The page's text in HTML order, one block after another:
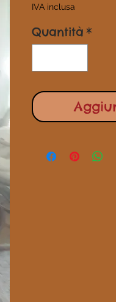
IVA inclusa
Quantità *